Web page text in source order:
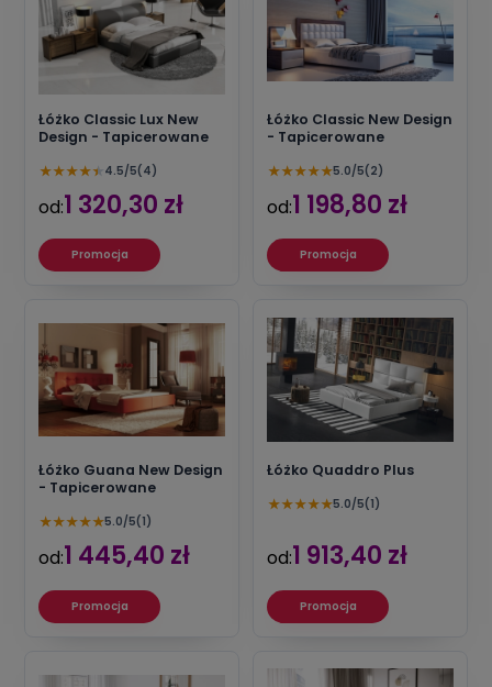
Łóżko Classic Lux New
Design - Tapicerowane
★★★★★ 4.5/5(4)
od:1 320,30 zł
Promocja
Łóżko Classic New Design
- Tapicerowane
★★★★★5.0/5(2)
od:1 198,80 zł
Promocja
Łóżko Guana New Design
- Tapicerowane
★★★★★5.0/5(1)
od:1 445,40 zł
Promocja
Łóżko Quaddro Plus
★★★★★5.0/5(1)
od:1 913,40 zł
Promocja